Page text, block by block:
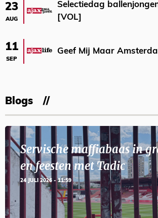
23
AUG
Selectiedag
[VOL]
11
SEP
Geef Mij Maar
Blogs
Servische maffiabaas in
en feesten met Tadic
24 JULI 2026 - 11:59